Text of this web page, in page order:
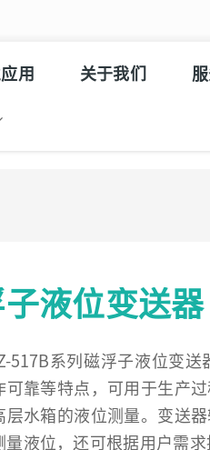
用 关于我们
液位变送器
517B系列磁浮子液位变
可靠等特点，可用于生产
层水箱的液位测量。变送
量液位，还可根据用户需